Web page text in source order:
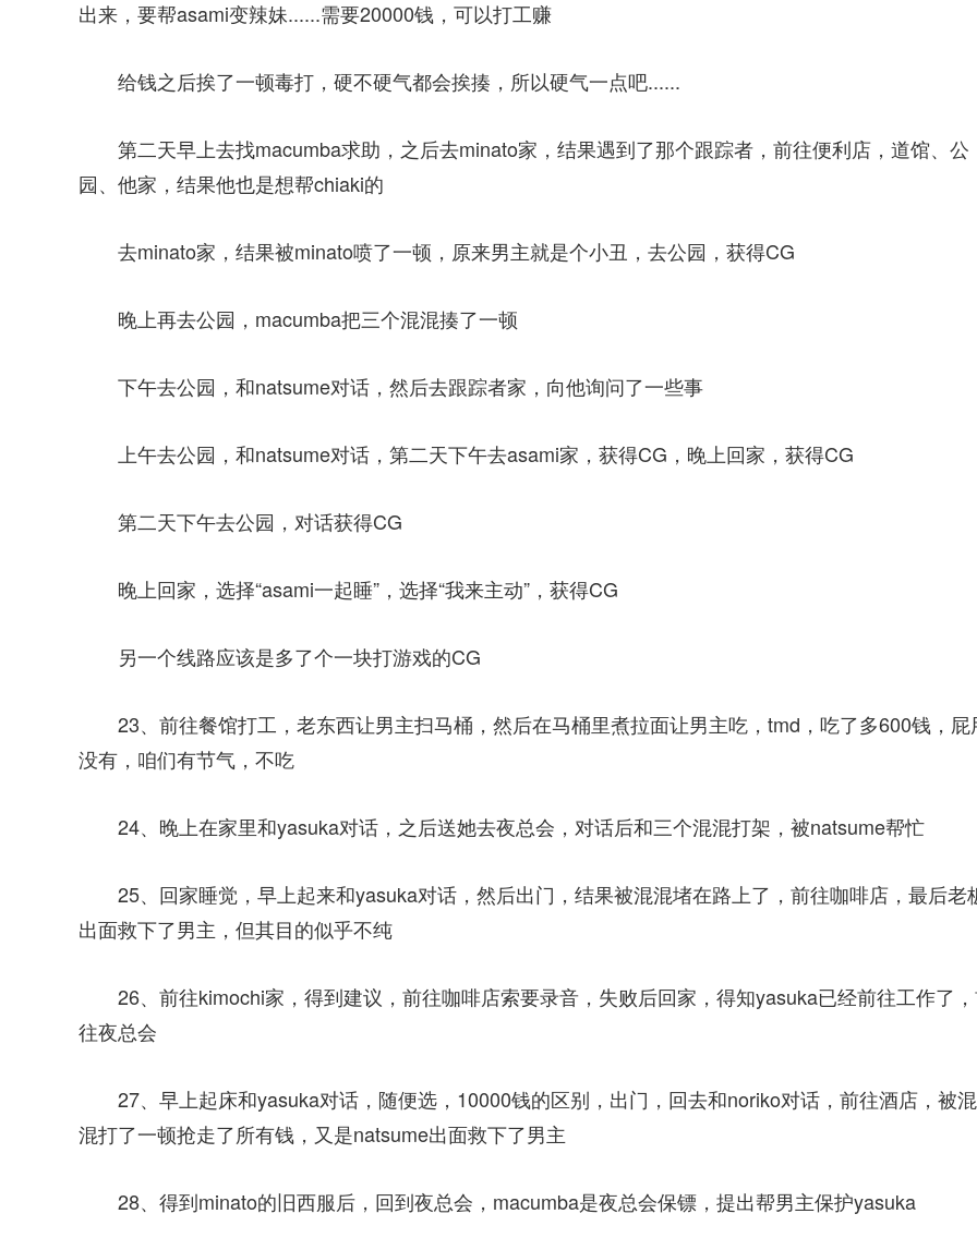
出来，要帮asami变辣妹......需要20000钱，可以打工赚
给钱之后挨了一顿毒打，硬不硬气都会挨揍，所以硬气一点吧......
第二天早上去找macumba求助，之后去minato家，结果遇到了那个跟踪者，前往便利店，道馆、公
园、他家，结果他也是想帮chiaki的
去minato家，结果被minato喷了一顿，原来男主就是个小丑，去公园，获得CG
晚上再去公园，macumba把三个混混揍了一顿
下午去公园，和natsume对话，然后去跟踪者家，向他询问了一些事
上午去公园，和natsume对话，第二天下午去asami家，获得CG，晚上回家，获得CG
第二天下午去公园，对话获得CG
晚上回家，选择“asami一起睡”，选择“我来主动”，获得CG
另一个线路应该是多了个一块打游戏的CG
23、前往餐馆打工，老东西让男主扫马桶，然后在马桶里煮拉面让男主吃，tmd，吃了多600钱，屁
没有，咱们有节气，不吃
24、晚上在家里和yasuka对话，之后送她去夜总会，对话后和三个混混打架，被natsume帮忙
25、回家睡觉，早上起来和yasuka对话，然后出门，结果被混混堵在路上了，前往咖啡店，最后老
出面救下了男主，但其目的似乎不纯
26、前往kimochi家，得到建议，前往咖啡店索要录音，失败后回家，得知yasuka已经前往工作了
往夜总会
27、早上起床和yasuka对话，随便选，10000钱的区别，出门，回去和noriko对话，前往酒店，被混
混打了一顿抢走了所有钱，又是natsume出面救下了男主
28、得到minato的旧西服后，回到夜总会，macumba是夜总会保镖，提出帮男主保护yasuka